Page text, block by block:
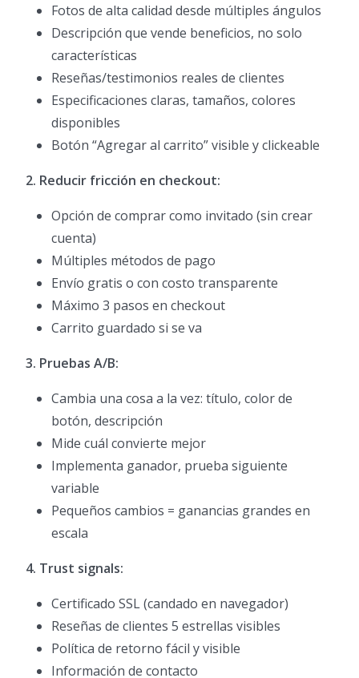
Fotos de alta calidad desde múltiples ángulos
Descripción que vende beneficios, no solo
características
Reseñas/testimonios reales de clientes
Especificaciones claras, tamaños, colores
disponibles
Botón “Agregar al carrito” visible y clickeable
2. Reducir fricción en checkout:
Opción de comprar como invitado (sin crear
cuenta)
Múltiples métodos de pago
Envío gratis o con costo transparente
Máximo 3 pasos en checkout
Carrito guardado si se va
3. Pruebas A/B:
Cambia una cosa a la vez: título, color de
botón, descripción
Mide cuál convierte mejor
Implementa ganador, prueba siguiente
variable
Pequeños cambios = ganancias grandes en
escala
4. Trust signals:
Certificado SSL (candado en navegador)
Reseñas de clientes 5 estrellas visibles
Política de retorno fácil y visible
Información de contacto